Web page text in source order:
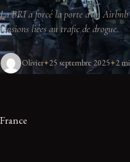
La BRI a forcé la porte d'un
tensions liées au trafic de drogue.
Olivier 25 septembre 2025 2
France